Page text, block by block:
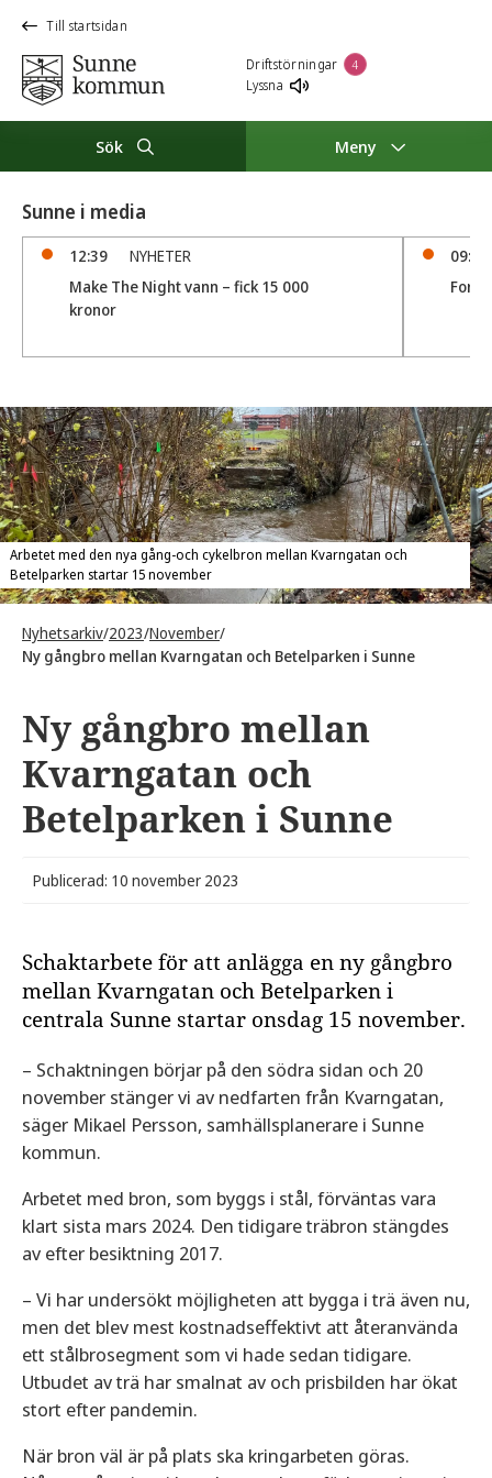
Till startsidan
Driftstörningar 4
Lyssna
Sök Meny
Sunne i media
12:39
NYHETER
Make The Night vann – fick 15 000
kronor
09:08
Arbetet med den nya gång-och cykelbron mellan Kvarngatan och
Betelparken startar 15 november
Nyhetsarkiv/2023/November/
Ny gångbro mellan Kvarngatan och Betelparken i Sunne
Ny gångbro mellan
Kvarngatan och
Betelparken i Sunne
Publicerad: 10 november 2023
Schaktarbete för att anlägga en ny gångbro
mellan Kvarngatan och Betelparken i
centrala Sunne startar onsdag 15 november.
– Schaktningen börjar på den södra sidan och 20
november stänger vi av nedfarten från Kvarngatan,
säger Mikael Persson, samhällsplanerare i Sunne
kommun.
Arbetet med bron, som byggs i stål, förväntas vara
klart sista mars 2024. Den tidigare träbron stängdes
av efter besiktning 2017.
– Vi har undersökt möjligheten att bygga i trä även nu,
men det blev mest kostnadseffektivt att återanvända
ett stålbrosegment som vi hade sedan tidigare.
Utbudet av trä har smalnat av och prisbilden har ökat
stort efter pandemin.
När bron väl är på plats ska kringarbeten göras.